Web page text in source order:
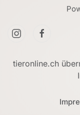
tieronline.ch